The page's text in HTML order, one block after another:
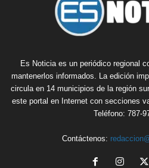
Es Noticia es un periódico regional
mantenerlos informados. La edición
circula en 14 municipios de la región
este portal en Internet con secciones
Teléfono: 787-
Contáctenos: